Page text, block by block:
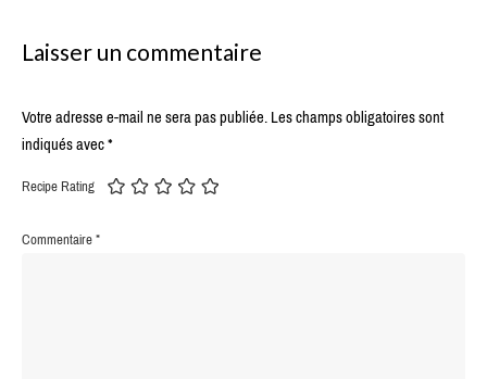
Laisser un commentaire
Votre adresse e-mail ne sera pas publiée.Les champs obligatoires sont
indiqués avec*
Recipe Rating
Commentaire*